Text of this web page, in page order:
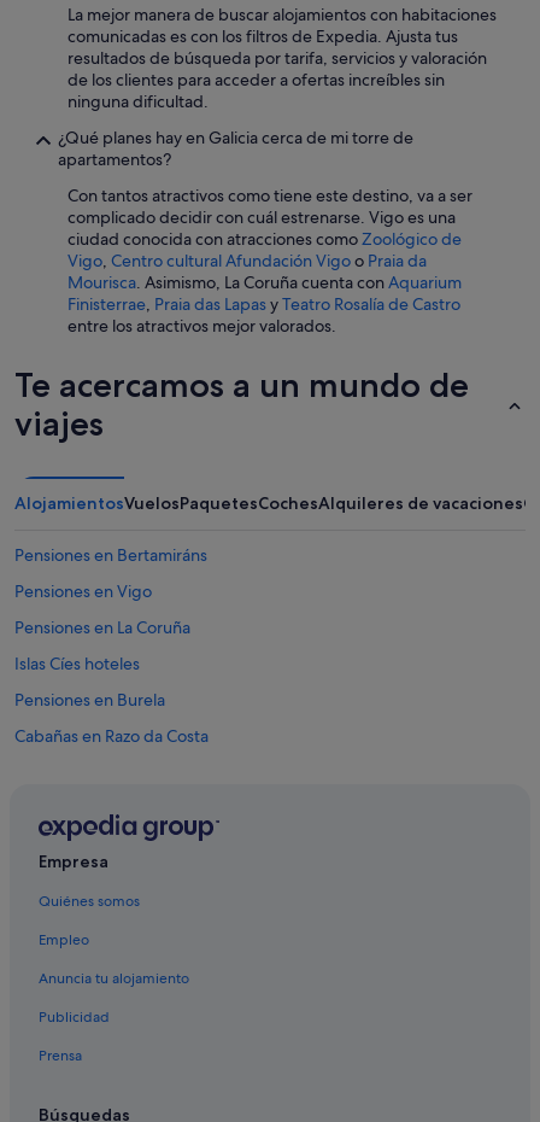
La mejor manera de buscar alojamientos con habitaciones
comunicadas es con los filtros de Expedia. Ajusta tus
resultados de búsqueda por tarifa, servicios y valoración
de los clientes para acceder a ofertas increíbles sin
ninguna dificultad.
¿Qué planes hay en Galicia cerca de mi torre de
apartamentos?
Con tantos atractivos como tiene este destino, va a ser
complicado decidir con cuál estrenarse. Vigo es una
ciudad conocida con atracciones comoZoológico de
Vigo, Centro cultural Afundación Vigoo Praia da
Mourisca. Asimismo, La Coruña cuenta conAquarium
Finisterrae, Praia das LapasyTeatro Rosalía de Castro
entre los atractivos mejor valorados.
Te acercamos a un mundo de
viajes
AlojamientosVuelosPaquetesCochesAlquileres de vacaciones
Pensiones en Bertamiráns
Pensiones en Vigo
Pensiones en La Coruña
Islas Cíes hoteles
Pensiones en Burela
Cabañas en Razo da Costa
Cabañas en San Vicente do Grove
Cabañas en Islas Cíes
Casas privadas de vacaciones en O Porto de Espasante
Baiona hoteles
Pensiones en Ferrol
Empresa
Quiénes somos
Empleo
Anuncia tu alojamiento
Publicidad
Prensa
Búsquedas